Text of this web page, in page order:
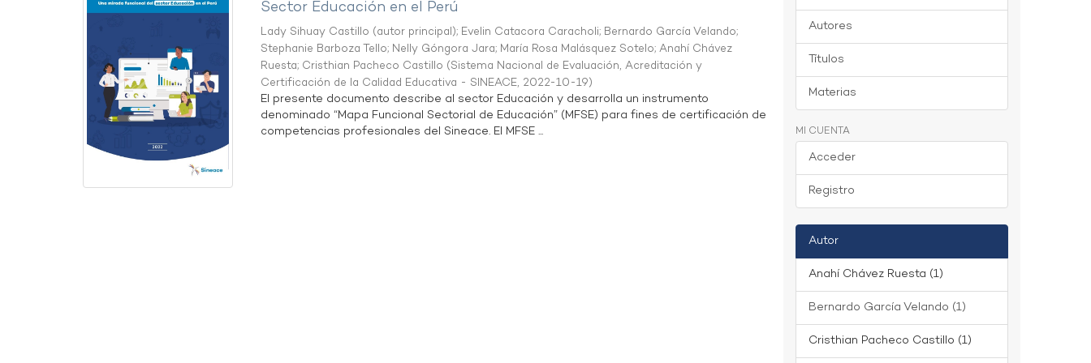
Sector Educación en el Perú
Lady Sihuay Castillo (autor principal); Evelin Catacora Caracholi; Bernardo García Velando;
Stephanie Barboza Tello; Nelly Góngora Jara; María Rosa Malásquez Sotelo;Anahí Chávez
Ruesta; Cristhian Pacheco Castillo (Sistema Nacional de Evaluación, Acreditación y
Certificación de la Calidad Educativa - SINEACE, 2022-10-19)
El presente documento describe al sector Educación y desarrolla un instrumento
denominado “Mapa Funcional Sectorial de Educación” (MFSE) para fines de certificación de
competencias profesionales del Sineace. El MFSE ...
Autores
Títulos
Materias
MI CUENTA
Acceder
Registro
Autor
Anahí Chávez Ruesta (1)
Bernardo García Velando (1)
Cristhian Pacheco Castillo (1)